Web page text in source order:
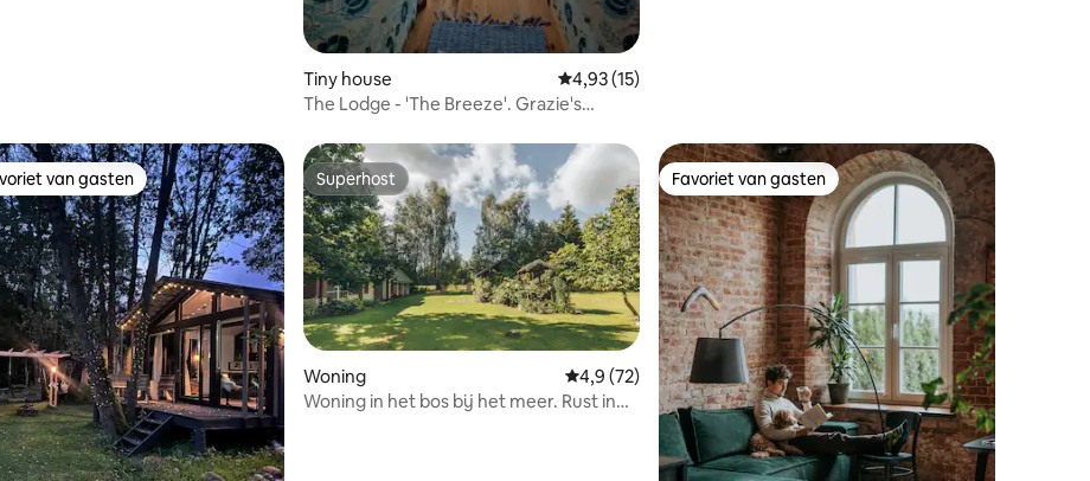
Tiny house Gemiddelde beoordeling van 4,93 op 5, 15 recensies
4,93 (15)
The Lodge - 'The Breeze'. Grazie's
van gasten
van gasten Superhost
Superhost
Woning Gemiddelde beoordeling van 4,9 op 5, 72 recensies
4,9 (72)
Woning in het bos bij het meer. Rust in
Favoriet van gasten
Favoriet van gasten